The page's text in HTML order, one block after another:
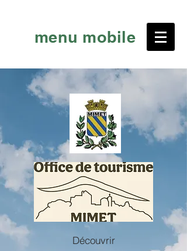
menu mobile
Découvrir